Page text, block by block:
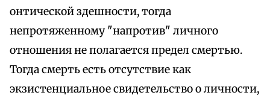
онтической здешности, тогда
непротяженному "напротив" личного
отношения не полагается предел смертью.
Тогда смерть есть отсутствие как
экзистенциальное свидетельство о личности,